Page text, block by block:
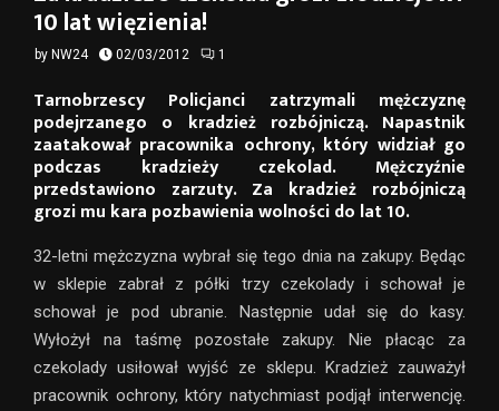
10 lat więzienia!
by NW24 02/03/2012 1
Tarnobrzescy Policjanci zatrzymali mężczyznę
podejrzanego o kradzież rozbójniczą. Napastnik
zaatakował pracownika ochrony, który widział go
podczas kradzieży czekolad. Mężczyźnie
przedstawiono zarzuty. Za kradzież rozbójniczą
grozi mu kara pozbawienia wolności do lat 10.
32-letni mężczyzna wybrał się tego dnia na zakupy. Będąc
w sklepie zabrał z półki trzy czekolady i schował je
schował je pod ubranie. Następnie udał się do kasy.
Wyłożył na taśmę pozostałe zakupy. Nie płacąc za
czekolady usiłował wyjść ze sklepu. Kradzież zauważył
pracownik ochrony, który natychmiast podjął interwencję.